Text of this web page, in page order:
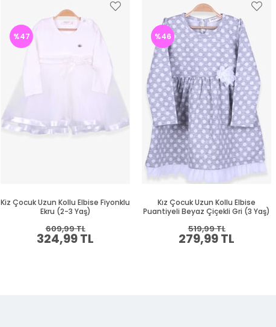
Kiz Çocuk Uzun Kollu Elbise Fiyonklu
Ekru (2-3 Yaş)
324,99 TL
609,99 TL
%47
Kız Çocuk Uzun Kollu Elbise
Puantiyeli Beyaz Çiçekli Gri (3 Yaş)
279,99 TL
519,99 TL
%46